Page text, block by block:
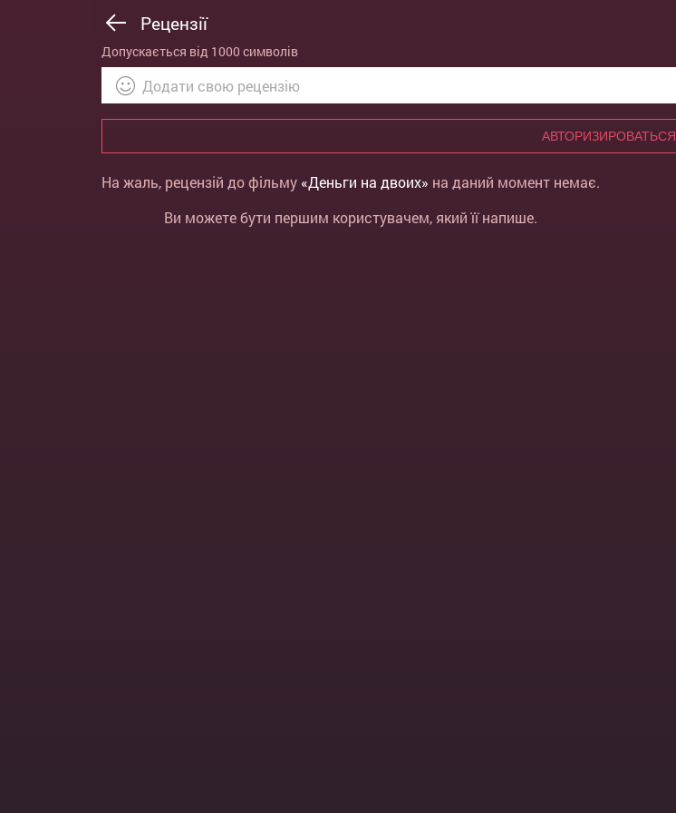
Рецензії
Допускається від 1000 символів
АВТОРИЗИРОВАТЬСЯ
На жаль, рецензій до фільму «Деньги на двоих» на даний момент немає.
Ви можете бути першим користувачем, який її напише.